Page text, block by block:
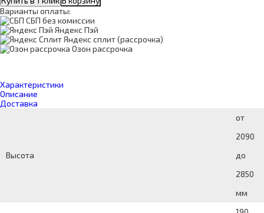
Варианты оплаты:
СБП без комиссии
Яндекс Пэй
Яндекс сплит (рассрочка)
Озон рассрочка
Характеристики
Описание
Доставка
Высота
от
2090
до
2850
мм